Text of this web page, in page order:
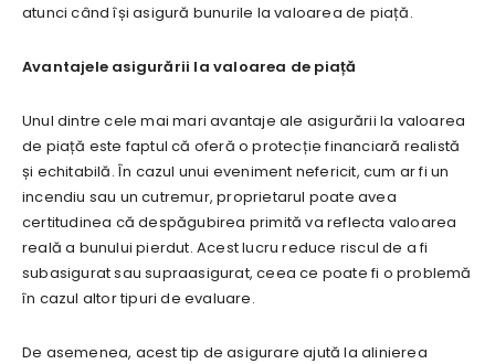
atunci când își asigură bunurile la valoarea de piață.
Avantajele asigurării la valoarea de piață
Unul dintre cele mai mari avantaje ale asigurării la valoarea
de piață este faptul că oferă o protecție financiară realistă
și echitabilă. În cazul unui eveniment nefericit, cum ar fi un
incendiu sau un cutremur, proprietarul poate avea
certitudinea că despăgubirea primită va reflecta valoarea
reală a bunului pierdut. Acest lucru reduce riscul de a fi
subasigurat sau supraasigurat, ceea ce poate fi o problemă
în cazul altor tipuri de evaluare.
De asemenea, acest tip de asigurare ajută la alinierea